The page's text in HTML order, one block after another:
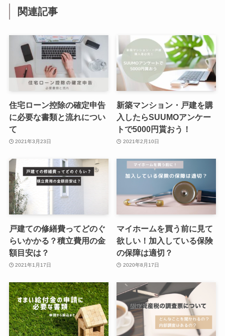
関連記事
住宅ローン控除の確定申告
に必要な書類と流れについ
て
2021年3月23日
新築マンション・戸建を購
入したらSUUMOアンケー
トで5000円貰おう！
2021年2月10日
戸建ての修繕費ってどのぐ
らいかかる？積立費用の金
額目安は？
2021年1月17日
マイホームを買う前に見て
欲しい！加入している保険
の保障は適切？
2020年8月17日